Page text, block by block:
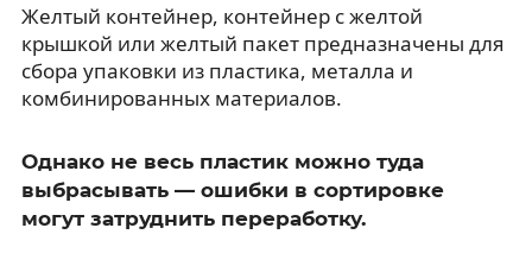
Желтый контейнер, контейнер с желтой
крышкой или желтый пакет предназначены для
сбора упаковки из пластика, металла и
комбинированных материалов.
Однако не весь пластик можно туда
выбрасывать — ошибки в сортировке
могут затруднить переработку.